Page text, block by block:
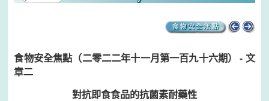
食物安全焦點（二零二二年十一月第一百九十六期） - 文
章二
對抗即食食品的抗菌素耐藥性